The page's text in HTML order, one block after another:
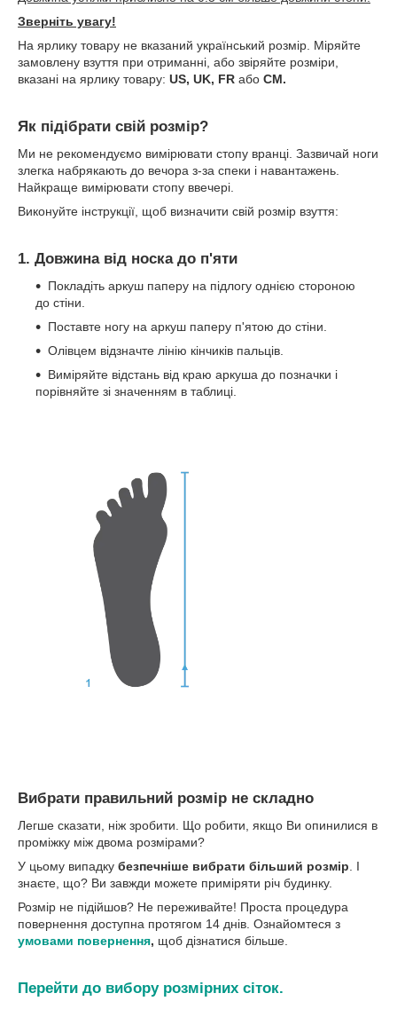
Зверніть увагу!
На ярлику товару не вказаний український розмір. Міряйте
замовлену взуття при отриманні, або звіряйте розміри,
вказані на ярлику товару: US, UK, FR або CM.
Як підібрати свій розмір?
Ми не рекомендуємо вимірювати стопу вранці. Зазвичай ноги
злегка набрякають до вечора з-за спеки і навантажень.
Найкраще вимірювати стопу ввечері.
Виконуйте інструкції, щоб визначити свій розмір взуття:
1. Довжина від носка до п'яти
Покладіть аркуш паперу на підлогу однією стороною
до стіни.
Поставте ногу на аркуш паперу п'ятою до стіни.
Олівцем відзначте лінію кінчиків пальців.
Виміряйте відстань від краю аркуша до позначки і
порівняйте зі значенням в таблиці.
Вибрати правильний розмір не складно
Легше сказати, ніж зробити. Що робити, якщо Ви опинилися в
проміжку між двома розмірами?
У цьому випадку безпечніше вибрати більший розмір . І
знаєте, що? Ви завжди можете приміряти річ будинку.
Розмір не підійшов? Не переживайте! Проста процедура
повернення доступна протягом 14 днів. Ознайомтеся з
умовами повернення, щоб дізнатися більше.
Перейти до вибору розмірних сіток.